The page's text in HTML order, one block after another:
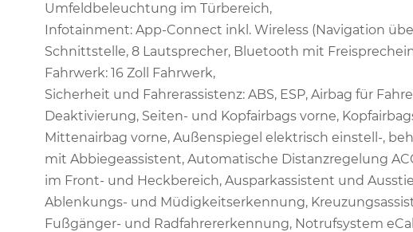
Umfeldbeleuchtung im Türbereich,
Infotainment: App-Connect inkl. Wireless (Navigation
Schnittstelle, 8 Lautsprecher, Bluetooth mit
Fahrwerk: 16 Zoll Fahrwerk,
Sicherheit und Fahrerassistenz: ABS, ESP, Airbag für
Deaktivierung, Seiten- und Kopfairbags vorne,
Mittenairbag vorne, Außenspiegel elektrisch einstell-,
mit Abbiegeassistent, Automatische Distanzregelung
im Front- und Heckbereich, Ausparkassistent und
Ablenkungs- und Müdigkeitserkennung,
Fußgänger- und Radfahrererkennung, Notrufsystem